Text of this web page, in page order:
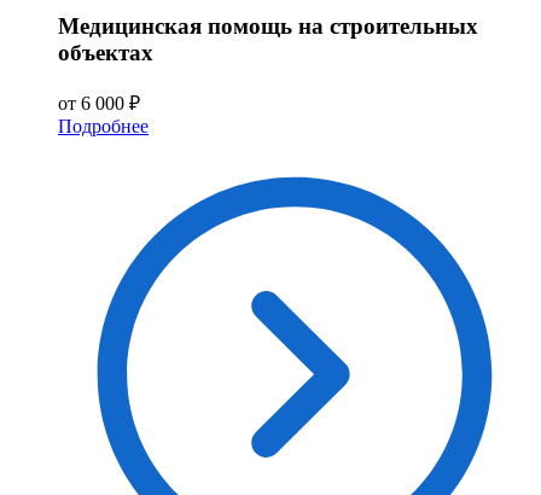
Медицинская помощь на строительных
объектах
от 6 000 ₽
Подробнее